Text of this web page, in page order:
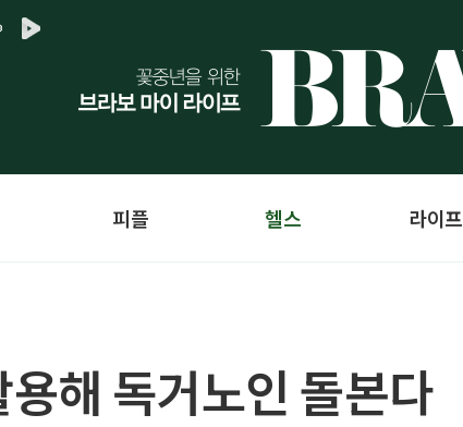
피플 헬스 라이프
해 독거노인 돌본다